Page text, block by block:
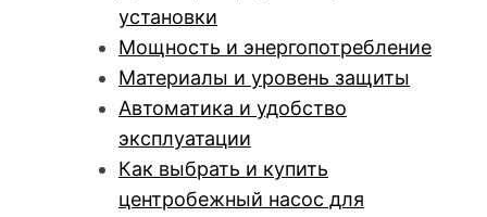
установки
Мощность и энергопотребление
Материалы и уровень защиты
Автоматика и удобство
эксплуатации
Как выбрать и купить
центробежный насос для